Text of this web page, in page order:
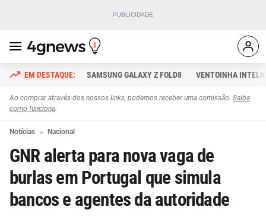
SAMSUNG GALAXY Z FOLD8 VENTOINHA
Ao comprar através dos nossos links, podemos receber uma comissão. Saiba
como funciona.
Notícias Nacional
GNR alerta para nova vaga de
burlas em Portugal que simula
bancos e agentes da autoridade